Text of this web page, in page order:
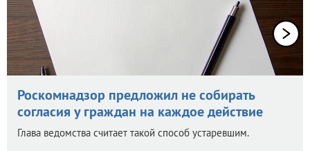
Роскомнадзор предложил не собирать
согласия у граждан на каждое действие
Глава ведомства считает такой способ устаревшим.